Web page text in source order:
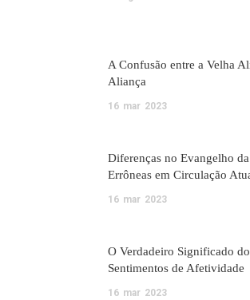
A Confusão entre a Velha
Aliança
16 mar 2023
Diferenças no Evangelho
Errôneas em Circulação
16 mar 2023
O Verdadeiro Significado
Sentimentos de Afetividade
16 mar 2023